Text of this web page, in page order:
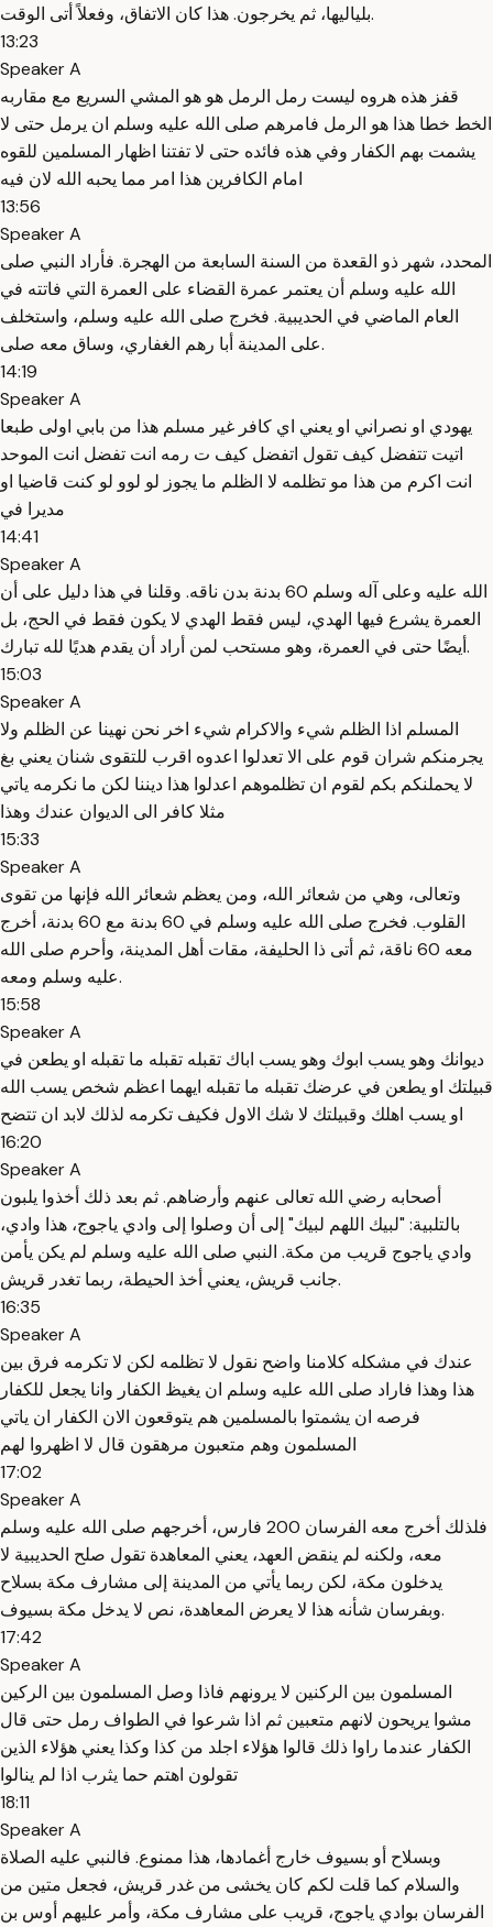
بلياليها، ثم يخرجون. هذا كان الاتفاق، وفعلاً أتى الوقت.
13:23
Speaker A
قفز هذه هروه ليست رمل الرمل هو هو المشي السريع مع مقاربه
الخط خطا هذا هو الرمل فامرهم صلى الله عليه وسلم ان يرمل حتى لا
يشمت بهم الكفار وفي هذه فائده حتى لا تفتنا اظهار المسلمين للقوه
امام الكافرين هذا امر مما يحبه الله لان فيه
13:56
Speaker A
المحدد، شهر ذو القعدة من السنة السابعة من الهجرة. فأراد النبي صلى
الله عليه وسلم أن يعتمر عمرة القضاء على العمرة التي فاتته في
العام الماضي في الحديبية. فخرج صلى الله عليه وسلم، واستخلف
على المدينة أبا رهم الغفاري، وساق معه صلى.
14:19
Speaker A
يهودي او نصراني او يعني اي كافر غير مسلم هذا من بابي اولى طبعا
اتيت تتفضل كيف تقول اتفضل كيف ت رمه انت تفضل انت الموحد
انت اكرم من هذا مو تظلمه لا الظلم ما يجوز لو لوو لو كنت قاضيا او
مديرا في
14:41
Speaker A
الله عليه وعلى آله وسلم 60 بدنة بدن ناقه. وقلنا في هذا دليل على أن
العمرة يشرع فيها الهدي، ليس فقط الهدي لا يكون فقط في الحج، بل
أيضًا حتى في العمرة، وهو مستحب لمن أراد أن يقدم هديًا لله تبارك.
15:03
Speaker A
المسلم اذا الظلم شيء والاكرام شيء اخر نحن نهينا عن الظلم ولا
يجرمنكم شران قوم على الا تعدلوا اعدوه اقرب للتقوى شنان يعني بغ
لا يحملنكم بكم لقوم ان تظلموهم اعدلوا هذا ديننا لكن ما نكرمه ياتي
مثلا كافر الى الديوان عندك وهذا
15:33
Speaker A
وتعالى، وهي من شعائر الله، ومن يعظم شعائر الله فإنها من تقوى
القلوب. فخرج صلى الله عليه وسلم في 60 بدنة مع 60 بدنة، أخرج
معه 60 ناقة، ثم أتى ذا الحليفة، مقات أهل المدينة، وأحرم صلى الله
عليه وسلم ومعه.
15:58
Speaker A
ديوانك وهو يسب ابوك وهو يسب اباك تقبله تقبله ما تقبله او يطعن في
قبيلتك او يطعن في عرضك تقبله ما تقبله ايهما اعظم شخص يسب الله
او يسب اهلك وقبيلتك لا شك الاول فكيف تكرمه لذلك لابد ان تتضح
16:20
Speaker A
أصحابه رضي الله تعالى عنهم وأرضاهم. ثم بعد ذلك أخذوا يلبون
بالتلبية: "لبيك اللهم لبيك" إلى أن وصلوا إلى وادي ياجوج، هذا وادي،
وادي ياجوج قريب من مكة. النبي صلى الله عليه وسلم لم يكن يأمن
جانب قريش، يعني أخذ الحيطة، ربما تغدر قريش.
16:35
Speaker A
عندك في مشكله كلامنا واضح نقول لا تظلمه لكن لا تكرمه فرق بين
هذا وهذا فاراد صلى الله عليه وسلم ان يغيظ الكفار وانا يجعل للكفار
فرصه ان يشمتوا بالمسلمين هم يتوقعون الان الكفار ان ياتي
المسلمون وهم متعبون مرهقون قال لا اظهروا لهم
17:02
Speaker A
فلذلك أخرج معه الفرسان 200 فارس، أخرجهم صلى الله عليه وسلم
معه، ولكنه لم ينقض العهد، يعني المعاهدة تقول صلح الحديبية لا
يدخلون مكة، لكن ربما يأتي من المدينة إلى مشارف مكة بسلاح
وبفرسان شأنه هذا لا يعرض المعاهدة، نص لا يدخل مكة بسيوف.
17:42
Speaker A
المسلمون بين الركنين لا يرونهم فاذا وصل المسلمون بين الركين
مشوا يريحون لانهم متعبين ثم اذا شرعوا في الطواف رمل حتى قال
الكفار عندما راوا ذلك قالوا هؤلاء اجلد من كذا وكذا يعني هؤلاء الذين
تقولون اهتم حما يثرب اذا لم ينالوا
18:11
Speaker A
وبسلاح أو بسيوف خارج أغمادها، هذا ممنوع. فالنبي عليه الصلاة
والسلام كما قلت لكم كان يخشى من غدر قريش، فجعل متين من
الفرسان بوادي ياجوج، قريب على مشارف مكة، وأمر عليهم أوس بن